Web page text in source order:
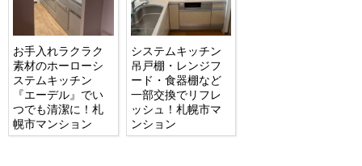
お手入れラクラク
素材のホーローシ
ステムキッチン
『エーデル』でい
つでも清潔に！札
幌市マンション
システムキッチン
吊戸棚・レンジフ
ード・食器棚など
一部交換でリフレ
ッシュ！札幌市マ
ンション